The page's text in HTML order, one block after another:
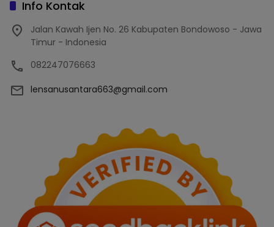
Info Kontak
Jalan Kawah Ijen No. 26 Kabupaten Bondowoso - Jawa
Timur - Indonesia
082247076663
lensanusantara663@gmail.com